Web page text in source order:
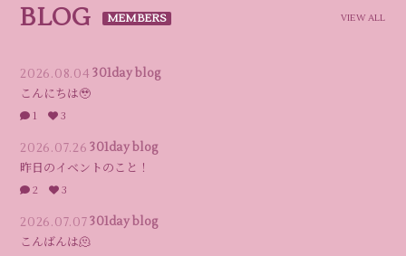
BLOG VIEW ALL
2026.08.04 301day blog
こんにちは🥹
1 3
2026.07.26 301day blog
昨日のイベントのこと！
2 3
2026.07.07 301day blog
こんばんは🫠